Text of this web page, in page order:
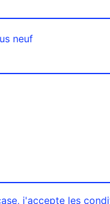
neuf
j'accepte les